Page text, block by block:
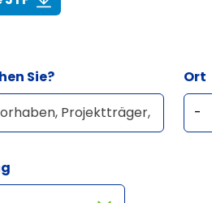
Sie? Ort